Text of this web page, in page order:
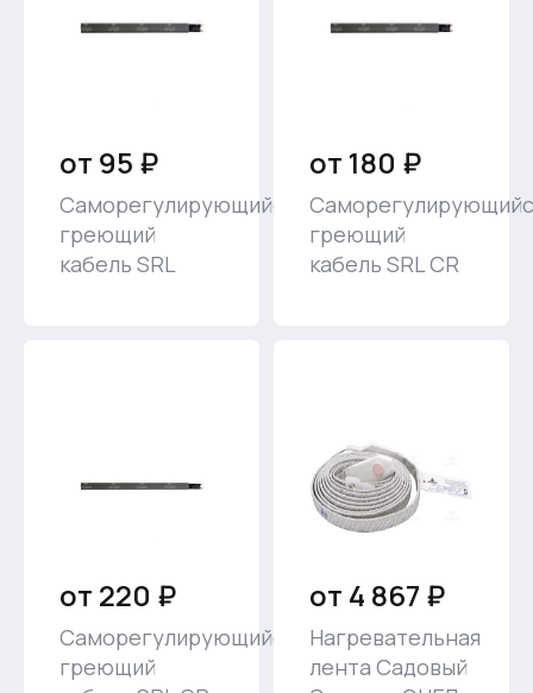
от 95 ₽
Саморегулирующийся
греющий
кабель SRL
от 180 ₽
греющий
кабель SRL CR
от 220 ₽
Саморегулирующийся
греющий
от 4 867 ₽
Нагревательная
лента Садовый